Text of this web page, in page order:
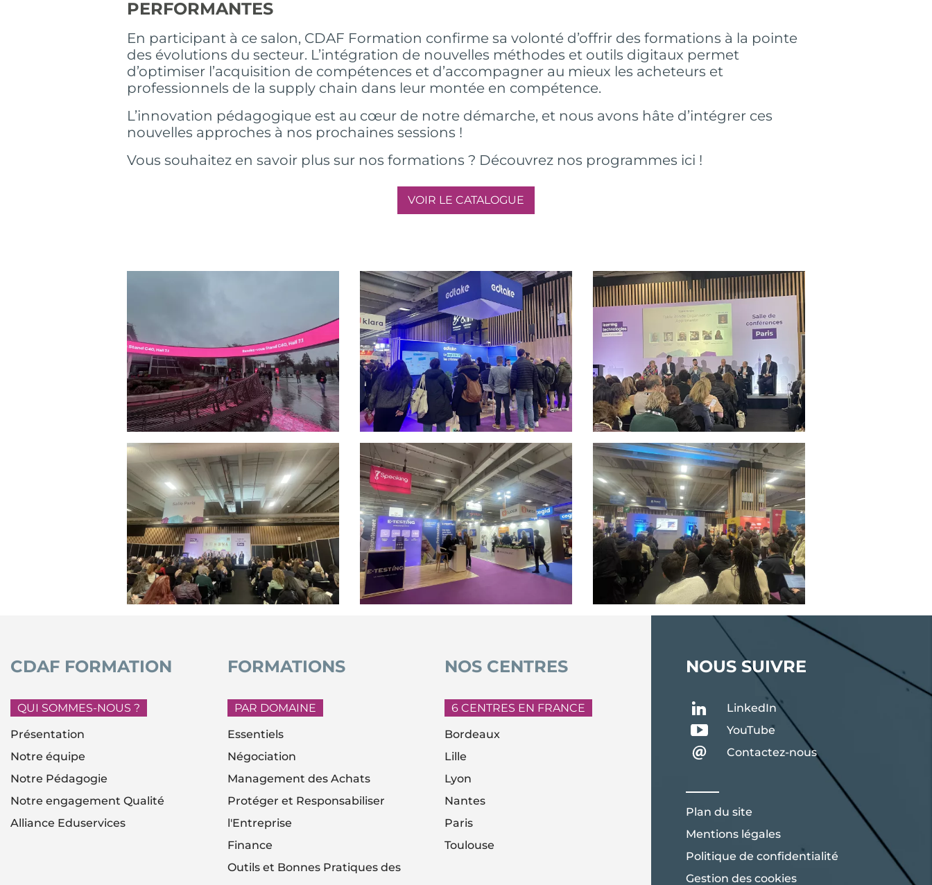
PERFORMANTES
En participant à ce salon, CDAF Formation confirme sa volonté d’offrir des formations à la pointe
des évolutions du secteur. L’intégration de nouvelles méthodes et outils digitaux permet
d’optimiser l’acquisition de compétences et d’accompagner au mieux les acheteurs et
professionnels de la supply chain dans leur montée en compétence.
L’innovation pédagogique est au cœur de notre démarche, et nous avons hâte d’intégrer ces
nouvelles approches à nos prochaines sessions !
Vous souhaitez en savoir plus sur nos formations ? Découvrez nos programmes ici !
VOIR LE CATALOGUE
CDAF FORMATION
QUI SOMMES-NOUS ?
Présentation
Notre équipe
Notre Pédagogie
Notre engagement Qualité
Alliance Eduservices
FORMATIONS
PAR DOMAINE
Essentiels
Négociation
Management des Achats
Protéger et Responsabiliser
l'Entreprise
Finance
Outils et Bonnes Pratiques des
NOS CENTRES
6 CENTRES EN FRANCE
Bordeaux
Lille
Lyon
Nantes
Paris
Toulouse
NOUS SUIVRE
LinkedIn
YouTube
Contactez-nous
Plan du site
Mentions légales
Politique de confidentialité
Gestion des cookies